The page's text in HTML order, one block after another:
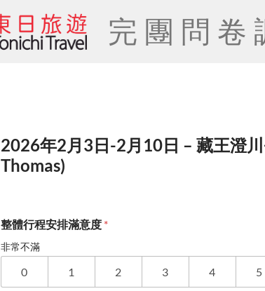
完團問卷
2026年2月3日-2月10日 – 藏王澄
Thomas)
整體行程安排滿意度 *
非常不滿
0 1 2 3 4 5